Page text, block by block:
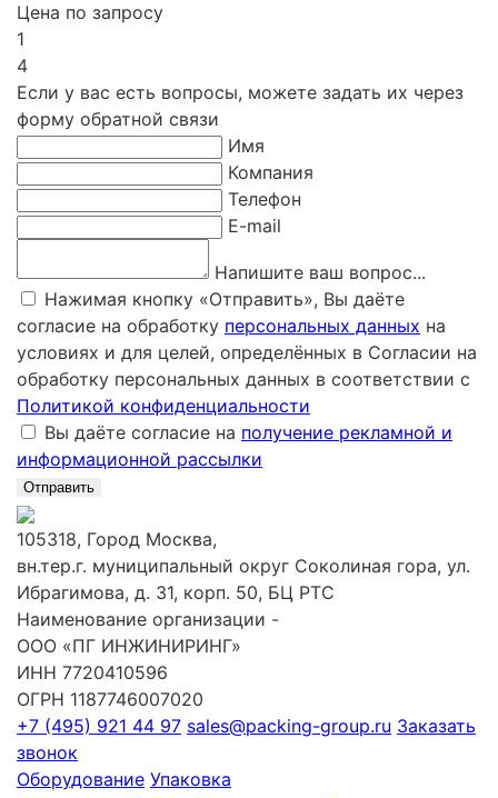
Цена по запросу
1
4
Если у вас есть вопросы, можете задать их через
форму обратной связи
Имя
Компания
Телефон
E-mail
Напишите ваш вопрос...
Нажимая кнопку «Отправить», Вы даёте
согласие на обработку персональных данных на
условиях и для целей, определённых в Согласии на
обработку персональных данных в соответствии с
Политикой конфиденциальности
Вы даёте согласие на получение рекламной и
информационной рассылки
Отправить
105318, Город Москва,
вн.тер.г. муниципальный округ Соколиная гора, ул.
Ибрагимова, д. 31, корп. 50, БЦ РТС
Наименование организации -
ООО «ПГ ИНЖИНИРИНГ»
ИНН 7720410596
ОГРН 1187746007020
+7 (495) 921 44 97 sales@packing-group.ru Заказать
звонок
Оборудование Упаковка